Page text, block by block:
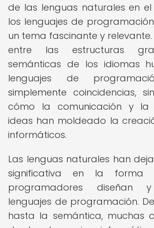
de las lenguas naturales en
los lenguajes de
un tema fascinante y relevante.
entre las estructuras
semánticas de los idiomas
lenguajes de
simplemente coincidencias,
cómo la comunicación y la
ideas han moldeado la
informáticos.
Las lenguas naturales han
significativa en la
programadores diseñan
lenguajes de programación.
hasta la semántica, muchas